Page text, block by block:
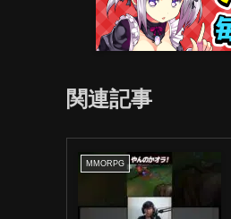
関連記事
MMORPG